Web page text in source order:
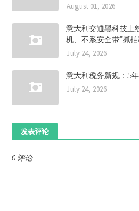
August 01, 2026
意大利交通黑科技上
机、不系安全带”抓
July 24, 2026
意大利税务新规：5
July 24, 2026
发表评论
0 评论